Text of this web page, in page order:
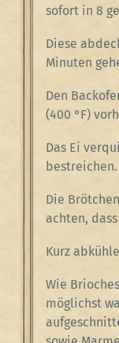
sofort in 8
Diese
Minuten
Den
(400 °F)
Das Ei
bestreichen.
Die
achten,
Kurz
Wie
möglichst